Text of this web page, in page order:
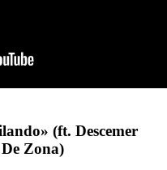
(ft. Descemer
Zona)